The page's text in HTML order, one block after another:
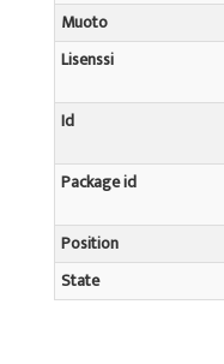
Muoto
Lisenssi
Id
Package id
Position
State